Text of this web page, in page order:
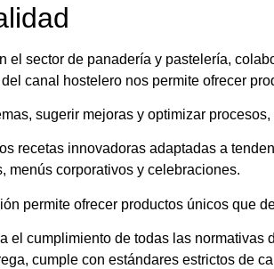
el sector de panadería y pastelería,
canal hostelero nos permite ofrecer
sugerir mejoras y optimizar
recetas innovadoras adaptadas a
menús corporativos y celebraciones.
permite ofrecer productos únicos que
el cumplimiento de todas las
cumple con estándares estrictos de